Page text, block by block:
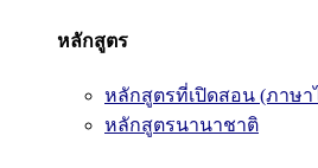
หลักสูตร
หลักสูตรที่เปิดสอน (ภาษา
หลักสูตรนานาชาติ